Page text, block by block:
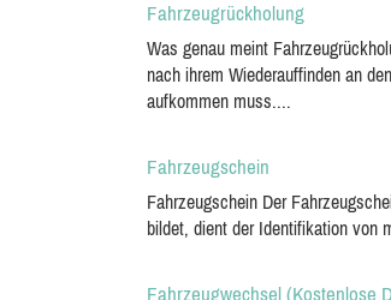
Fahrzeugrückholung
Was genau meint
nach ihrem Wiederauffinden an
aufkommen muss....
Fahrzeugschein
Fahrzeugschein Der
bildet, dient der Identifikation von
Fahrzeugwechsel (Kostenlose